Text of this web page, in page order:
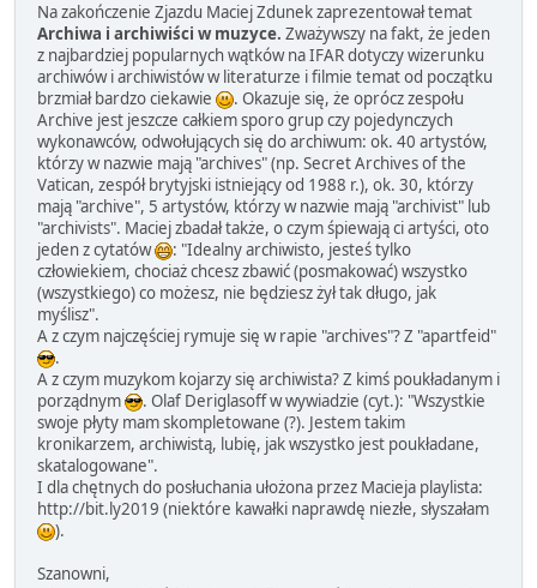
Na zakończenie Zjazdu Maciej Zdunek zaprezentował temat
Archiwa i archiwiści w muzyce. Zważywszy na fakt, że jeden
z najbardziej popularnych wątków na IFAR dotyczy wizerunku
archiwów i archiwistów w literaturze i filmie temat od początku
brzmiał bardzo ciekawie
. Okazuje się, że oprócz zespołu
Archive jest jeszcze całkiem sporo grup czy pojedynczych
wykonawców, odwołujących się do archiwum: ok. 40 artystów,
którzy w nazwie mają "archives" (np. Secret Archives of the
Vatican, zespół brytyjski istniejący od 1988 r.), ok. 30, którzy
mają "archive", 5 artystów, którzy w nazwie mają "archivist" lub
"archivists". Maciej zbadał także, o czym śpiewają ci artyści, oto
jeden z cytatów
: "Idealny archiwisto, jesteś tylko
człowiekiem, chociaż chcesz zbawić (posmakować) wszystko
(wszystkiego) co możesz, nie będziesz żył tak długo, jak
myślisz".
A z czym najczęściej rymuje się w rapie "archives"? Z "apartfeid"
.
A z czym muzykom kojarzy się archiwista? Z kimś poukładanym i
porządnym
. Olaf Deriglasoff w wywiadzie (cyt.): "Wszystkie
swoje płyty mam skompletowane (?). Jestem takim
kronikarzem, archiwistą, lubię, jak wszystko jest poukładane,
skatalogowane".
I dla chętnych do posłuchania ułożona przez Macieja playlista:
http://bit.ly2019 (niektóre kawałki naprawdę niezłe, słyszałam
).
Szanowni,